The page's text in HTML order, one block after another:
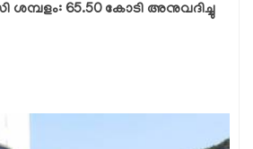
65.50 കോടി അനുവദിച്ചു